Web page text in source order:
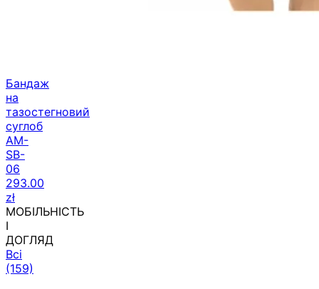
на
тазостегновий
суглоб
AM-
SB-
06
293.00
zł
МОБІЛЬНІСТЬ
І
ДОГЛЯД
Всі
(159)